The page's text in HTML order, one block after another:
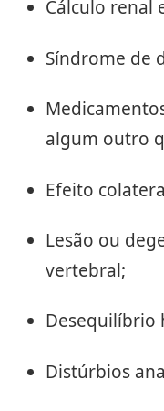
Cálculo renal
Síndrome de
algum outro
Efeito
Lesão ou
vertebral;
Desequilíbrio
Distúrbios